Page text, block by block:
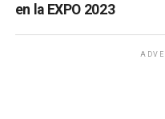
en la EXPO 2023